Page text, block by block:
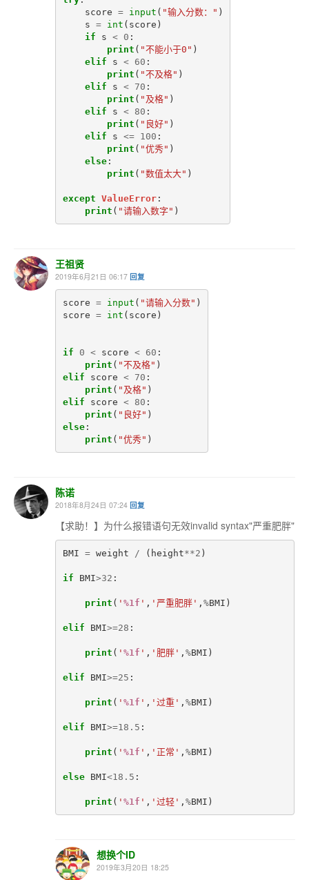
score = input ( "输入分数：" )
s = int ( score )
if
s < 0 :
print ( "不能小于0" )
elif
s < 60 :
print ( "不及格" )
elif
s < 70 :
print ( "及格" )
elif
s < 80 :
print ( "良好" )
elif
s <= 100 :
print ( "优秀" )
else:
print ( "数值太大" )
except ValueError:
print ( "请输入数字" )
王祖贤
2019年6月21日 06:17 回复
score = input ( "请输入分数" )
score = int ( score )
if 0 < score < 60 :
print ( "不及格" )
elif
score < 70 :
print ( "及格" )
elif
score < 80 :
print ( "良好" )
else:
print ( "优秀" )
陈诺
2018年8月24日 07:24 回复
【求助！】为什么报错语句无效invalid syntax"严重肥胖"
BMI = weight / ( height**2 )
if BMI>32 :
print ( ' %1f ' , '严重肥胖' , %BMI )
elif BMI>=28 :
print ( ' %1f ' , '肥胖' , %BMI )
elif BMI>=25 :
print ( ' %1f ' , '过重' , %BMI )
elif BMI>=18.5 :
print ( ' %1f ' , '正常' , %BMI )
else BMI<18.5 :
print ( ' %1f ' , '过轻' , %BMI )
想换个ID
2019年3月20日 18:25